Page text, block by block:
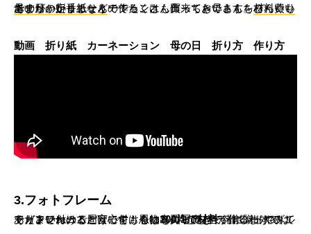
母の日の定番カーネーションは、買ってきてももちろんいいですが、折り紙などで作ることも出来ちゃいます。
材料費もあまりかかりません
のでたくさん作ってお母さんをびっくりさせちゃいましょう！！
動画 折り紙 カーネーション 母の日 折り方 作り方
3.フォトフレーム
フォトフレームと言ってももちろん1から全て作るわけではありませんのでご安心を！今は100均で材料
が揃いますので、フレームと周りに付ける物を買ってきて、ボンドやグルーガンで付けるだけです。思い出の写真と一緒に贈ってみてくださいね。